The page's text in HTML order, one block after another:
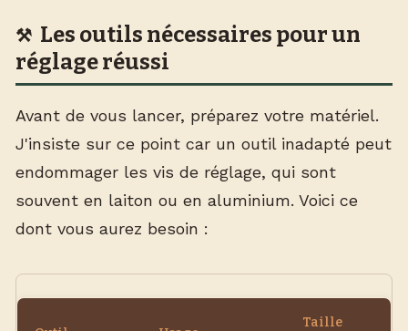
Les outils nécessaires pour un
réglage réussi
Avant de vous lancer, préparez votre matériel.
J'insiste sur ce point car un outil inadapté peut
endommager les vis de réglage, qui sont
souvent en laiton ou en aluminium. Voici ce
dont vous aurez besoin :
Taille